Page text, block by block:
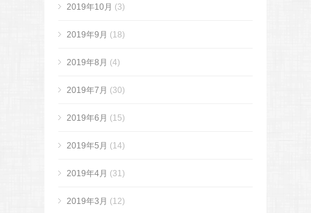
2019年10月 (3)
2019年9月 (18)
2019年8月 (4)
2019年7月 (30)
2019年6月 (15)
2019年5月 (14)
2019年4月 (31)
2019年3月 (12)